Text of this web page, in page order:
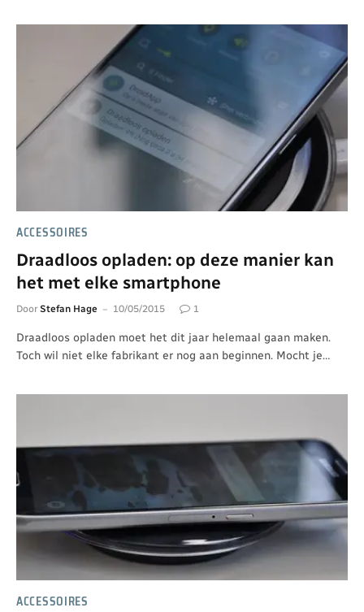
ACCESSOIRES
Draadloos opladen: op deze manier kan
het met elke smartphone
Door Stefan Hage 10/05/2015 1
Draadloos opladen moet het dit jaar helemaal gaan maken.
Toch wil niet elke fabrikant er nog aan beginnen. Mocht je…
ACCESSOIRES